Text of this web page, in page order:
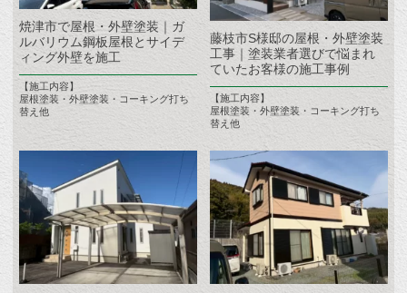
焼津市で屋根・外壁塗装｜ガ
ルバリウム鋼板屋根とサイデ
ィング外壁を施工
【施工内容】
屋根塗装・外壁塗装・コーキング打ち
替え他
藤枝市S様邸の屋根・外壁塗装
工事｜塗装業者選びで悩まれ
ていたお客様の施工事例
【施工内容】
屋根塗装・外壁塗装・コーキング打ち
替え他